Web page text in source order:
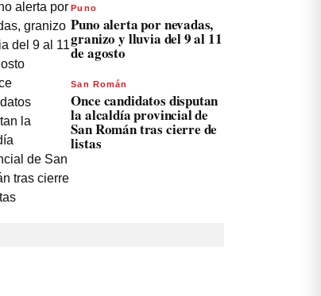
Puno
Puno alerta por nevadas,
granizo y lluvia del 9 al 11
de agosto
San Román
Once candidatos disputan
la alcaldía provincial de
San Román tras cierre de
listas